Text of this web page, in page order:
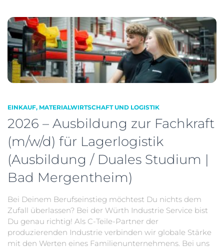
EINKAUF, MATERIALWIRTSCHAFT UND LOGISTIK
2026 – Ausbildung zur Fachkraft
(m/w/d) für Lagerlogistik
(Ausbildung / Duales Studium |
Bad Mergentheim)
Bei Deinem Berufseinstieg möchtest Du nichts dem
Zufall überlassen? Bei der Würth Industrie Service bist
Du genau richtig! Als C-Teile-Partner der
produzierenden Industrie verbinden wir globale Stärke
mit den Werten eines Familienunternehmens. Bei uns